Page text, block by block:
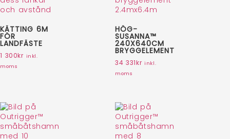
KÄTTING 6M
FÖR
LANDFÄSTE
1 300kr inkl.
moms
HÖG-
SUSANNA™
240X640CM
BRYGGELEMENT
34 331kr inkl.
moms